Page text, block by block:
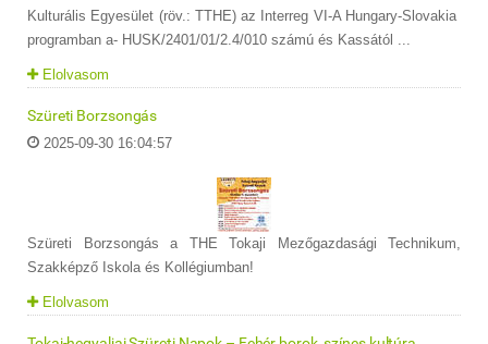
Kulturális Egyesület (röv.: TTHE) az Interreg VI-A Hungary-Slovakia
programban a- HUSK/2401/01/2.4/010 számú és Kassától ...
Elolvasom
Szüreti Borzsongás
2025-09-30 16:04:57
Szüreti Borzsongás a THE Tokaji Mezőgazdasági Technikum,
Szakképző Iskola és Kollégiumban!
Elolvasom